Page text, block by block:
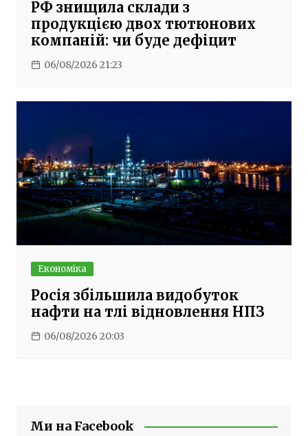
РФ знищила склади з
продукцією двох тютюнових
компаній: чи буде дефіцит
06/08/2026 21:23
Економіка
Росія збільшила видобуток
нафти на тлі відновлення НПЗ
06/08/2026 20:03
Ми на Facebook